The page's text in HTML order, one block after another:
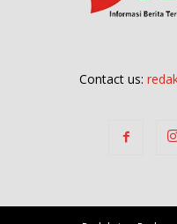
Contact us: